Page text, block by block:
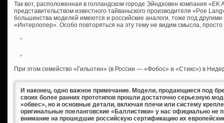
Так вот, расположенная в голландском городе Эйндховен компания
представительством известного тайваньского производителя «Poe
большинства моделей имеются и российские аналоги, тоже под
«Интерлопер». Особо повторяться на эту тему не видим смысла,
При этом семейство «Гильотин» (в России — «Фобос» и «Стикс») в
И наконец, одно важное примечание. Модели, продающиеся под
своих более ранних прототипов прошли достаточно серьезную
«обвес», но и основные детали, включая плечи или систему
оригинальные поеланговские «Баллистики» у нас официально не
внимание на прошедшие российскую сертификацию их